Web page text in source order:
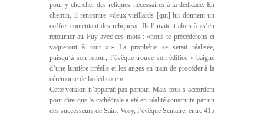
pour y chercher des reliques nécessaires à la dédicace. En
chemin, il rencontre «deux vieillards [qui] lui donnent un
coffret contentant des reliques». Ils l’invitent alors à «s’en
retourner au Puy avec ces mots : «nous te précéderons et
vaqueront à tout ».» La prophétie se serait réalisée,
puisqu’à son retour, l’évêque trouve son édifice « baigné
d’une lumière irréelle et les anges en train de procéder à la
cérémonie de la dédicace ».
Cette version n’apparaît pas partout. Mais tous s’accordent
pour dire que la cathédrale a été en réalité construite par un
des successeurs de Saint Vosy, l’évêque Scutaire, entre 415